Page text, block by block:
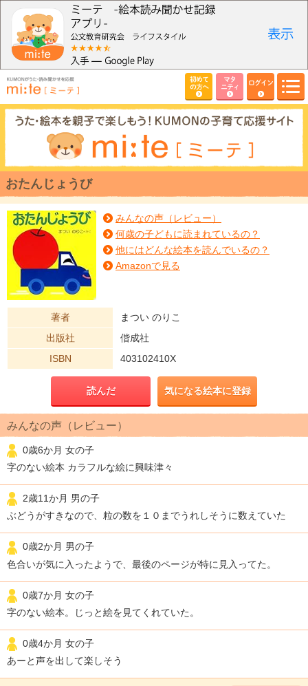
初めて
の方へ
マタ
ニティ
ログイン
おたんじょうび
みんなの声（レビュー）
何歳の子どもに読まれているの？
他にはどんな絵本を読んでいるの？
Amazonで見る
著者
まつい のりこ
出版社
偕成社
ISBN
403102410X
読んだ 気になる絵本に登録
みんなの声（レビュー）
0歳6か月 女の子
字のない絵本 カラフルな絵に興味津々
2歳11か月 男の子
ぶどうがすきなので、粒の数を１０までうれしそうに数えていた
0歳2か月 男の子
色合いが気に入ったようで、最後のページが特に見入ってた。
0歳7か月 女の子
字のない絵本。じっと絵を見てくれていた。
0歳4か月 女の子
あーと声を出して楽しそう